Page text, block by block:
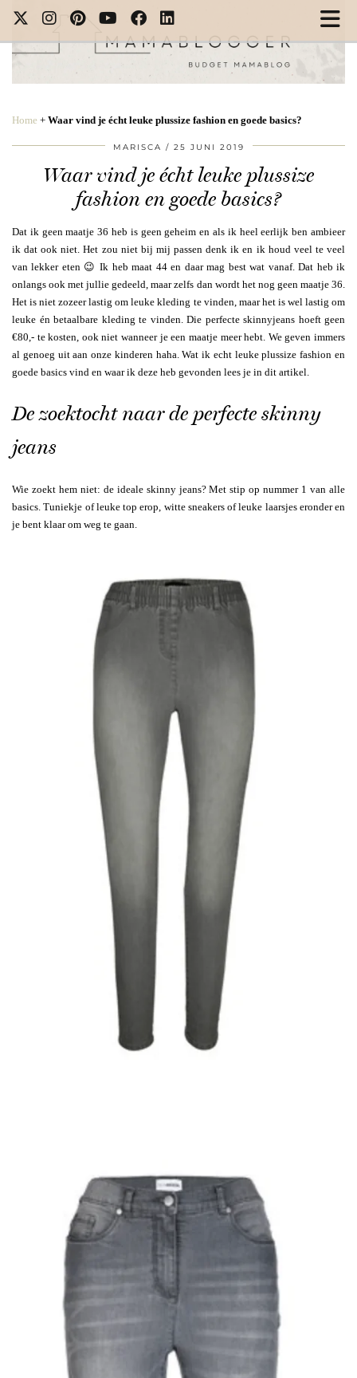
Home + Waar vind je écht leuke plussize fashion en goede basics?
MARISCA 25 JUNI 2019
Waar vind je écht leuke plussize
fashion en goede basics?
Dat ik geen maatje 36 heb is geen geheim en als ik heel eerlijk ben ambieer
ik dat ook niet. Het zou niet bij mij passen denk ik en ik houd veel te veel
van lekker eten 😉 Ik heb maat 44 en daar mag best wat vanaf. Dat heb ik
onlangs ook met jullie gedeeld, maar zelfs dan wordt het nog geen maatje 36.
Het is niet zozeer lastig om leuke kleding te vinden, maar het is wel lastig om
leuke én betaalbare kleding te vinden. Die perfecte skinnyjeans hoeft geen
€80,- te kosten, ook niet wanneer je een maatje meer hebt. We geven immers
al genoeg uit aan onze kinderen haha. Wat ik echt leuke plussize fashion en
goede basics vind en waar ik deze heb gevonden lees je in dit artikel.
De zoektocht naar de perfecte skinny
jeans
Wie zoekt hem niet: de ideale skinny jeans? Met stip op nummer 1 van alle
basics. Tuniekje of leuke top erop, witte sneakers of leuke laarsjes eronder en
je bent klaar om weg te gaan.